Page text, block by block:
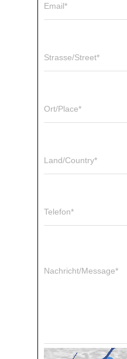
Email*
Strasse/Street*
Ort/Place*
Land/Country*
Telefon*
Nachricht/Message*